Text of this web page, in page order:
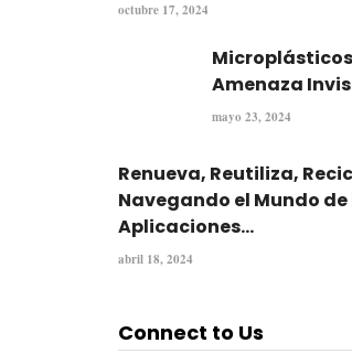
octubre 17, 2024
Amenaza
mayo 23, 2024
Renueva, Reutiliza,
Navegando el Mundo de
Aplicaciones...
abril 18, 2024
Connect to Us